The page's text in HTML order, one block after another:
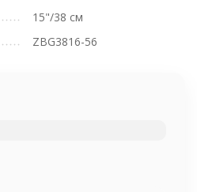
15"/38 см
ZBG3816-56